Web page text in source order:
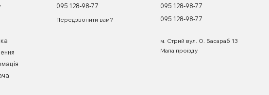
095 128-98-77
Передзвонити вам?
095 128-98-77
095 128-98-77
м. Стрий вул. О. Басараб 13
Мапа проїзду